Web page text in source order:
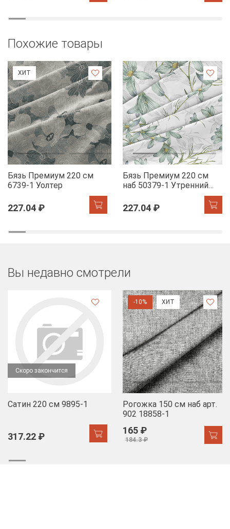
Похожие товары
ХИТ
Бязь Премиум 220 см
6739-1 Уолтер
227.04 ₽
Бязь Премиум 220 см
наб 50379-1 Утренний
227.04 ₽
Вы недавно смотрели
Скоро закончится
Сатин 220 см 9895-1
317.22 ₽
-10% ХИТ
Рогожка 150 см наб арт.
902 18858-1
165 ₽
184.3 ₽